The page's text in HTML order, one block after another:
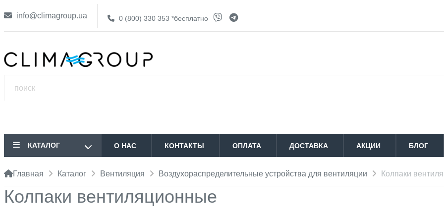
info@climagroup.ua 0 (800) 330 353 *бесплатно
КАТАЛОГ О НАС КОНТАКТЫ ОПЛАТА ДОСТАВКА АКЦИИ БЛОГ
Главная Каталог Вентиляция Воздухораспределительные устройства для вентиляции Колпаки
Колпаки вентиляционные